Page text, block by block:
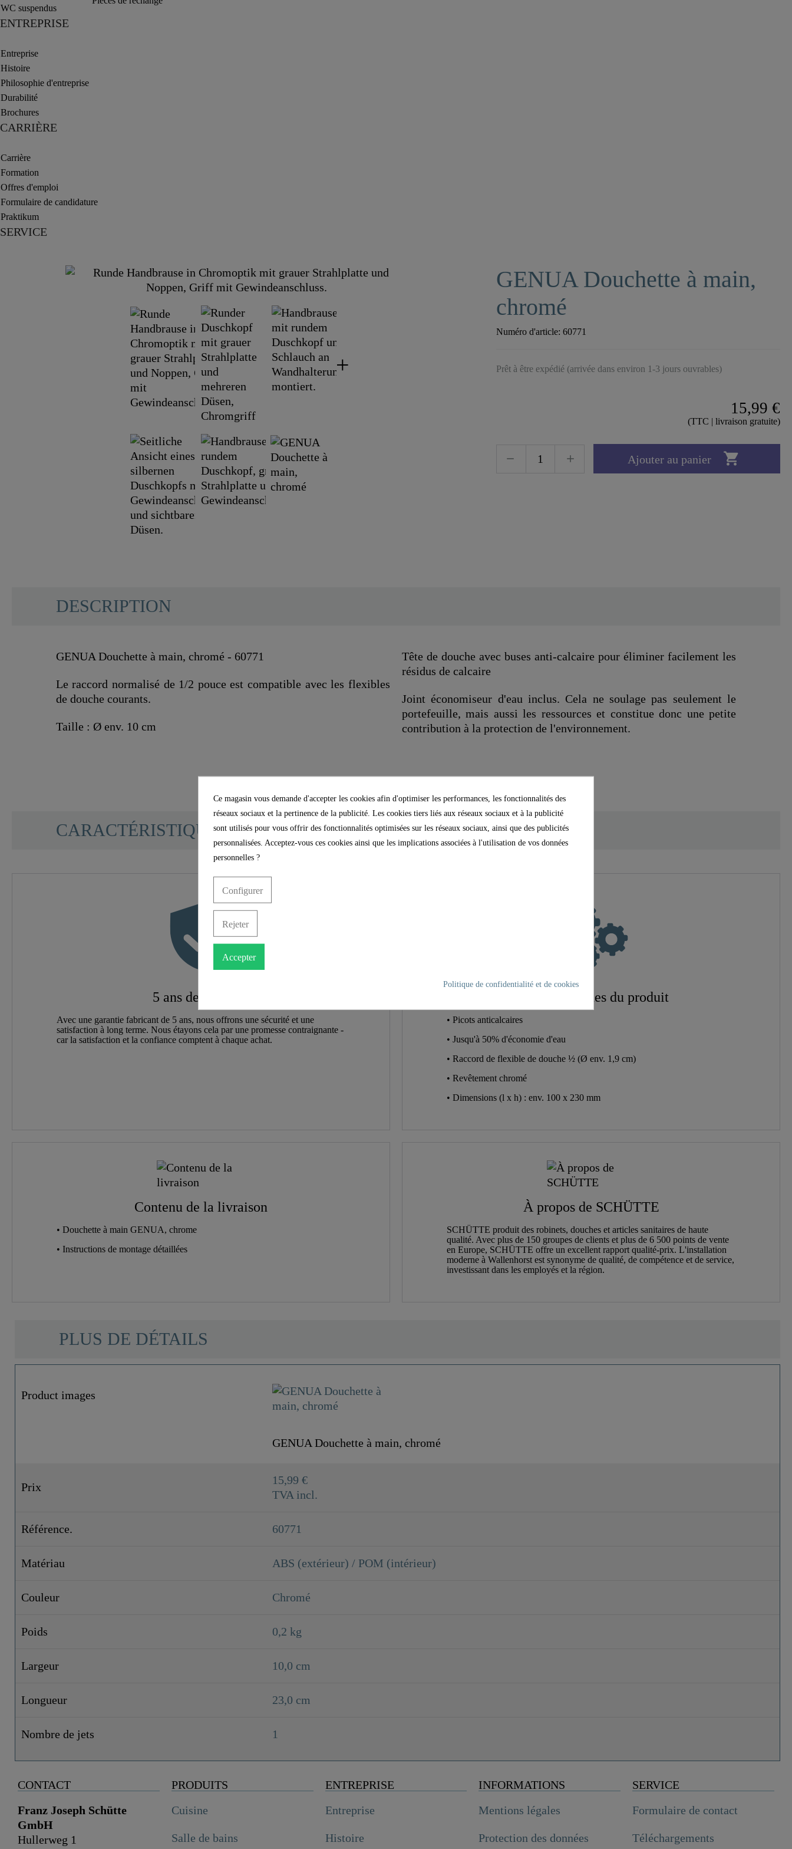
WC suspendus
ENTREPRISE
Entreprise
Histoire
Philosophie d'entreprise
Durabilité
Brochures
CARRIÈRE
Carrière
Formation
Offres d'emploi
Formulaire de candidature
Praktikum
SERVICE
GENUA Douchette à main,
chromé
Numéro d'article:60771
Prêt à être expédié (arrivée dans environ 1-3 jours ouvrables)
15,99 €
(TTC | livraison gratuite)
Ajouter au panier 
DESCRIPTION
GENUA Douchette à main, chromé - 60771
Le raccord normalisé de 1/2 pouce est compatible avec les flexibles
de douche courants.
Taille : Ø env. 10 cm
Tête de douche avec buses anti-calcaire pour éliminer facilement les
résidus de calcaire
Joint économiseur d'eau inclus. Cela ne soulage pas seulement le
portefeuille, mais aussi les ressources et constitue donc une petite
contribution à la protection de l'environnement.
Nombre De Jets
CARACTÉRISTIQUES
5 ans de garantie
Avec une garantie fabricant de 5 ans, nous offrons une sécurité et une
satisfaction à long terme. Nous étayons cela par une promesse contraignante -
car la satisfaction et la confiance comptent à chaque achat.
Caractéristiques du produit
• Picots anticalcaires
• Jusqu'à 50% d'économie d'eau
• Raccord de flexible de douche ½ (Ø env. 1,9 cm)
• Revêtement chromé
• Dimensions (l x h) : env. 100 x 230 mm
Contenu de la livraison
• Douchette à main GENUA, chrome
• Instructions de montage détaillées
À propos de SCHÜTTE
SCHÜTTE produit des robinets, douches et articles sanitaires de haute
qualité. Avec plus de 150 groupes de clients et plus de 6 500 points de vente
en Europe, SCHÜTTE offre un excellent rapport qualité-prix. L'installation
moderne à Wallenhorst est synonyme de qualité, de compétence et de service,
investissant dans les employés et la région.
PLUS DE DÉTAILS
Product images
GENUA Douchette à main, chromé
Prix
15,99 €
TVA incl.
Référence. 60771
Matériau ABS (extérieur) / POM (intérieur)
Couleur Chromé
Poids 0,2 kg
Largeur 10,0 cm
Longueur 23,0 cm
Nombre de jets 1
CONTACT
Franz Joseph Schütte
GmbH
Hullerweg 1
PRODUITS
Cuisine
Salle de bains
ENTREPRISE
Entreprise
Histoire
INFORMATIONS
Mentions légales
Protection des données
SERVICE
Formulaire de contact
Téléchargements
Ce magasin vous demande d'accepter les cookies afin d'optimiser les performances, les fonctionnalités des
réseaux sociaux et la pertinence de la publicité. Les cookies tiers liés aux réseaux sociaux et à la publicité
sont utilisés pour vous offrir des fonctionnalités optimisées sur les réseaux sociaux, ainsi que des publicités
personnalisées. Acceptez-vous ces cookies ainsi que les implications associées à l'utilisation de vos données
personnelles ?
Configurer
Rejeter
Accepter
Politique de confidentialité et de cookies